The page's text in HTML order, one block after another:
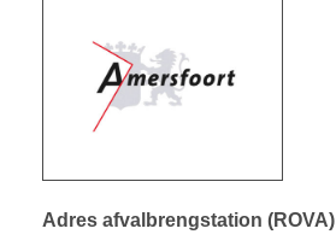
Adres afvalbrengstation (ROVA)